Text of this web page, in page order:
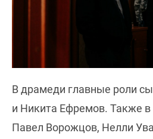
В драмеди главные роли
и Никита Ефремов. Также в
Павел Ворожцов, Нелли